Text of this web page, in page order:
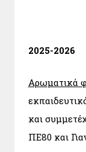
2025-2026
Αρωματικά
και
ΠΕ80 και